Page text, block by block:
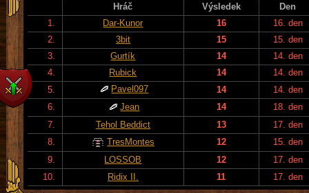
Hráč Výsledek
Den
1.
Dar-Kunor 16
16. den
2.
3bit 15
15. den
3.
Gurtík 14
14. den
4.
Rubick 14
14. den
5.
Pavel097 14
14. den
6.
Jean 14
18. den
7.
Tehol Beddict 13
17. den
8.
TresMontes 12
15. den
9.
LOSSOB 12
17. den
10.
Ridix II. 11 17. den